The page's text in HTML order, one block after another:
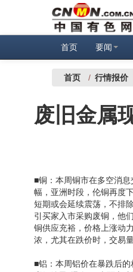
首页 要闻
首页 / 行情报价
废旧金属
■铜：本周铜市在多空消
幅，亚洲时段，伦铜再度
短期或会延续震荡，不排
引买家入市采购废铜，他
铜供应充裕，价格上涨动
浓，尤其在跌价时，交易
■铝：本周铝价在暴跌后